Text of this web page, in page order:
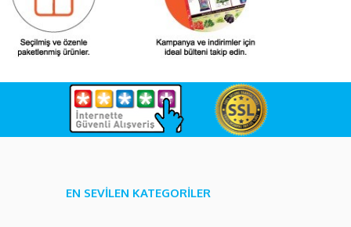
EN SEVİLEN KATEGORİLER